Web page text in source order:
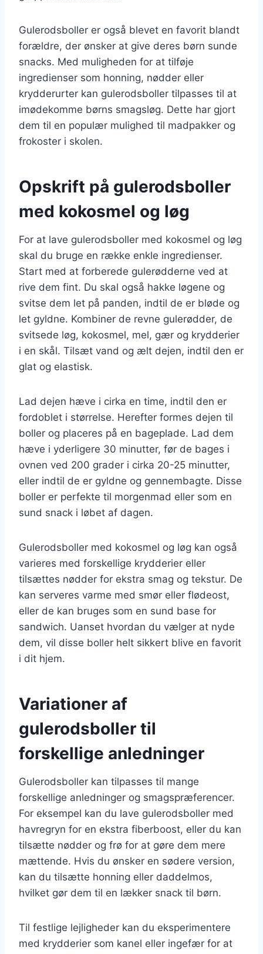
Gulerodsboller er også blevet en favorit blandt
forældre, der ønsker at give deres børn sunde
snacks. Med muligheden for at tilføje
ingredienser som honning, nødder eller
krydderurter kan gulerodsboller tilpasses til at
imødekomme børns smagsløg. Dette har gjort
dem til en populær mulighed til madpakker og
frokoster i skolen.
Opskrift på gulerodsboller
med kokosmel og løg
For at lave gulerodsboller med kokosmel og løg
skal du bruge en række enkle ingredienser.
Start med at forberede gulerødderne ved at
rive dem fint. Du skal også hakke løgene og
svitse dem let på panden, indtil de er bløde og
let gyldne. Kombiner de revne gulerødder, de
svitsede løg, kokosmel, mel, gær og krydderier
i en skål. Tilsæt vand og ælt dejen, indtil den er
glat og elastisk.
Lad dejen hæve i cirka en time, indtil den er
fordoblet i størrelse. Herefter formes dejen til
boller og placeres på en bageplade. Lad dem
hæve i yderligere 30 minutter, før de bages i
ovnen ved 200 grader i cirka 20-25 minutter,
eller indtil de er gyldne og gennembagte. Disse
boller er perfekte til morgenmad eller som en
sund snack i løbet af dagen.
Gulerodsboller med kokosmel og løg kan også
varieres med forskellige krydderier eller
tilsættes nødder for ekstra smag og tekstur. De
kan serveres varme med smør eller flødeost,
eller de kan bruges som en sund base for
sandwich. Uanset hvordan du vælger at nyde
dem, vil disse boller helt sikkert blive en favorit
i dit hjem.
Variationer af
gulerodsboller til
forskellige anledninger
Gulerodsboller kan tilpasses til mange
forskellige anledninger og smagspræferencer.
For eksempel kan du lave gulerodsboller med
havregryn for en ekstra fiberboost, eller du kan
tilsætte nødder og frø for at gøre dem mere
mættende. Hvis du ønsker en sødere version,
kan du tilsætte honning eller daddelmos,
hvilket gør dem til en lækker snack til børn.
Til festlige lejligheder kan du eksperimentere
med krydderier som kanel eller ingefær for at